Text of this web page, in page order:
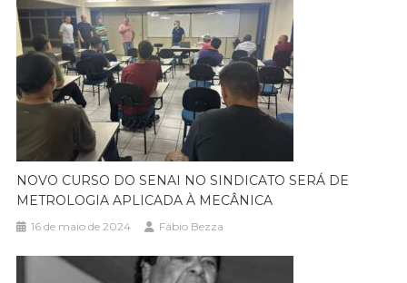
NOVO CURSO DO SENAI NO SINDICATO SERÁ DE
METROLOGIA APLICADA À MECÂNICA
16 de maio de 2024 Fábio Bezza